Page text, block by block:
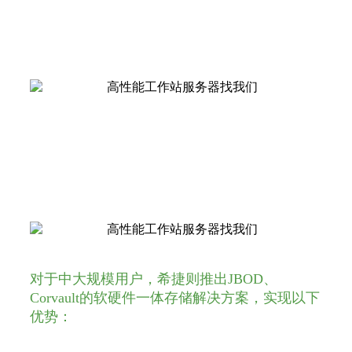
对于中大规模用户，希捷则推出JBOD、
Corvault的软硬件一体存储解决方案，实现以下
优势：